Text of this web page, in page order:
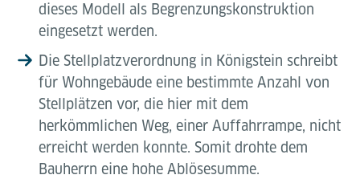
dieses Modell als Begrenzungskonstruktion
eingesetzt werden.
Die Stellplatzverordnung in Königstein schreibt
für Wohngebäude eine bestimmte Anzahl von
Stellplätzen vor, die hier mit dem
herkömmlichen Weg, einer Auffahrrampe, nicht
erreicht werden konnte. Somit drohte dem
Bauherrn eine hohe Ablösesumme.